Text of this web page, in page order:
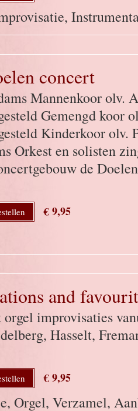
concert
Mannenkoor olv.
Gemengd koor
Kinderkoor olv.
Orkest en solisten
de
€ 9,95
and
improvisaties
Hasselt,
€ 9,95
Orgel, Verzamel,